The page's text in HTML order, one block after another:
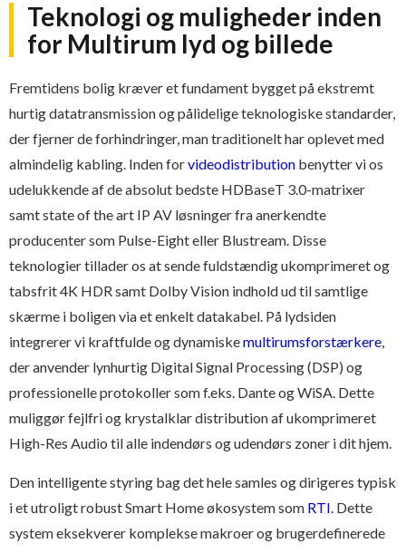
Teknologi og muligheder inden
for Multirum lyd og billede
Fremtidens bolig kræver et fundament bygget på ekstremt
hurtig datatransmission og pålidelige teknologiske standarder,
der fjerner de forhindringer, man traditionelt har oplevet med
almindelig kabling. Inden forvideodistribution benytter vi os
udelukkende af de absolut bedste HDBaseT 3.0-matrixer
samt state of the art IP AV løsninger fra anerkendte
producenter som Pulse-Eight eller Blustream. Disse
teknologier tillader os at sende fuldstændig ukomprimeret og
tabsfrit 4K HDR samt Dolby Vision indhold ud til samtlige
skærme i boligen via et enkelt datakabel. På lydsiden
integrerer vi kraftfulde og dynamiskemultirumsforstærkere,
der anvender lynhurtig Digital Signal Processing (DSP) og
professionelle protokoller som f.eks. Dante og WiSA. Dette
muliggør fejlfri og krystalklar distribution af ukomprimeret
High-Res Audio til alle indendørs og udendørs zoner i dit hjem.
Den intelligente styring bag det hele samles og dirigeres typisk
i et utroligt robust Smart Home økosystem som RTI. Dette
system eksekverer komplekse makroer og brugerdefinerede